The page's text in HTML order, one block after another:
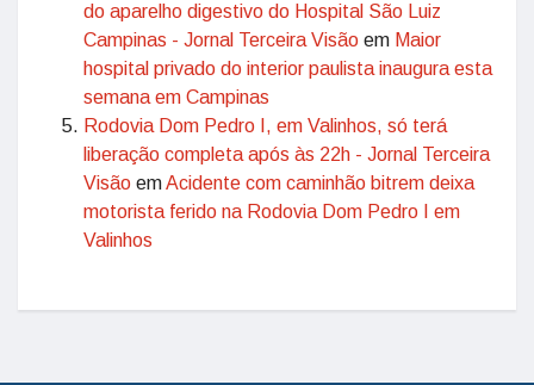
do aparelho digestivo do Hospital São Luiz
Campinas - Jornal Terceira Visão em Maior
hospital privado do interior paulista inaugura esta
semana em Campinas
Rodovia Dom Pedro I, em Valinhos, só terá
liberação completa após às 22h - Jornal Terceira
Visão emAcidente com caminhão bitrem deixa
motorista ferido na Rodovia Dom Pedro I em
Valinhos